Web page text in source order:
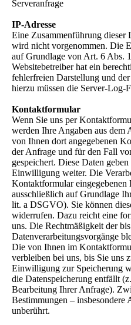
Serveranfrage
IP-Adresse
Eine Zusammenführung dieser
wird nicht vorgenommen. Die
auf Grundlage von Art. 6 Abs.
Websitebetreiber hat ein
fehlerfreien Darstellung und
hierzu müssen die Server-Log-
Kontaktformular
Wenn Sie uns per
werden Ihre Angaben aus
von Ihnen dort angegebenen
der Anfrage und für den Fall
gespeichert. Diese Daten
Einwilligung weiter. Die
Kontaktformular eingegebenen
ausschließlich auf Grundlage
lit. a DSGVO). Sie können
widerrufen. Dazu reicht eine
uns. Die Rechtmäßigkeit der
Datenverarbeitungsvorgänge
Die von Ihnen im
verbleiben bei uns, bis Sie uns
Einwilligung zur Speicherung
die Datenspeicherung entfällt
Bearbeitung Ihrer Anfrage).
Bestimmungen – insbesondere
unberührt.